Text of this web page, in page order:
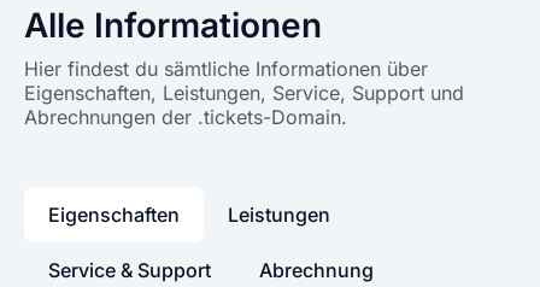
Alle Informationen
Hier findest du sämtliche Informationen über
Eigenschaften, Leistungen, Service, Support und
Abrechnungen der .tickets-Domain.
Eigenschaften Leistungen
Service & Support Abrechnung